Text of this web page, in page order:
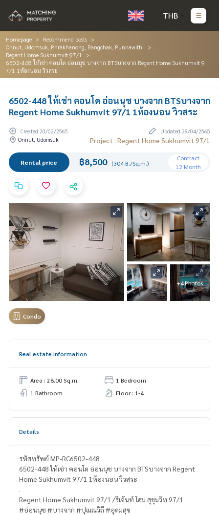
THB
Homepage
Recommend posts
Onnut, Udomsuk, Phrakhanong, Bangchak, Punnawithi
Regent Home Sukhumvit 97/1
6502-448 ให้เช่า คอนโด อ่อนนุช บางจาก BTSบางจาก Regent Home Sukhumvit 9
7/1 1ห้องนอน วิวสระ
6502-448 ให้เช่า คอนโด อ่อนนุช บางจาก BTSบางจาก
Regent Home Sukhumvit 97/1 1ห้องนอน วิวสระ
Created 20/02/2565
Updated 29/04/2565
Onnut, Udomsuk
Project : Regent Home Sukhumvit 97/1
Rental price ฿8,500 (304 B./Sq.m.)
Contract
12 Month
+4 Photos
Condo
Real estate information
Area : 28.00 Sq.m.
1 Bedroom
1 Bathroom
Floor : 1-4
Details
รหัสทรัพย์ MP-RC6502-448
6502-448 ให้เช่า คอนโด อ่อนนุช บางจาก BTSบางจาก Regent
Home Sukhumvit 97/1 1ห้องนอน วิวสระ
.
Regent Home Sukhumvit 97/1 /รีเจ้นท์ โฮม สุขุมวิท 97/1
#อ่อนนุช #บางจาก #ปุณณวิถี #อุดมสุข